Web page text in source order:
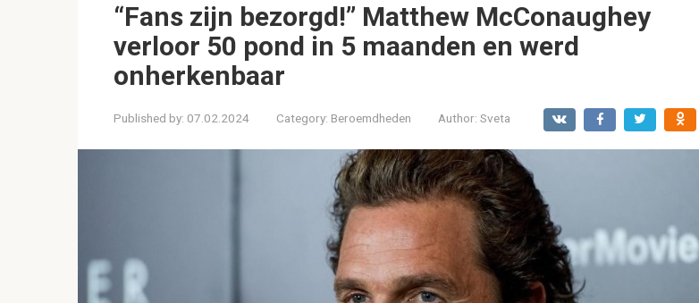
“Fans zijn bezorgd!” Matthew McConaughey
verloor 50 pond in 5 maanden en werd
onherkenbaar
Published by: 07.02.2024 Category: Beroemdheden Author: Sveta